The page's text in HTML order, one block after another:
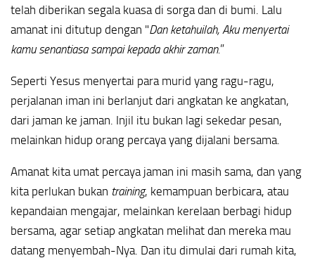
telah diberikan segala kuasa di sorga dan di bumi. Lalu
amanat ini ditutup dengan "Dan ketahuilah, Aku menyertai
kamu senantiasa sampai kepada akhir zaman.”
Seperti Yesus menyertai para murid yang ragu-ragu,
perjalanan iman ini berlanjut dari angkatan ke angkatan,
dari jaman ke jaman. Injil itu bukan lagi sekedar pesan,
melainkan hidup orang percaya yang dijalani bersama.
Amanat kita umat percaya jaman ini masih sama, dan yang
kita perlukan bukan training, kemampuan berbicara, atau
kepandaian mengajar, melainkan kerelaan berbagi hidup
bersama, agar setiap angkatan melihat dan mereka mau
datang menyembah-Nya. Dan itu dimulai dari rumah kita,